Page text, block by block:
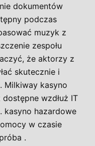
dokumentów
podczas
muzyk z
zespołu
że aktorzy z
skutecznie i
Milkiway kasyno
wzdłuż IT
kasyno hazardowe
w czasie
.